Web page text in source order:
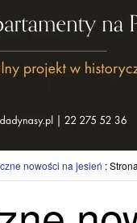
nowości na jesień :